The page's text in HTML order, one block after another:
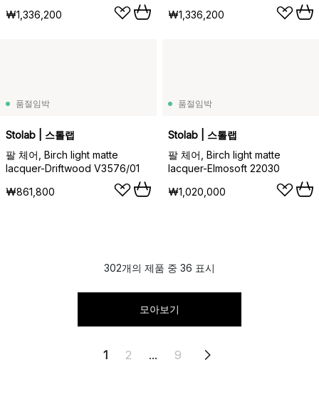
₩1,336,200
₩1,336,200
품절임박
Stolab | 스톨랩
팔 체어, Birch light matte
lacquer-Driftwood V3576/01
₩861,800
품절임박
Stolab | 스톨랩
팔 체어, Birch light matte
lacquer-Elmosoft 22030
₩1,020,000
302개의 제품 중 36 표시
모아보기
1 2 ... 9